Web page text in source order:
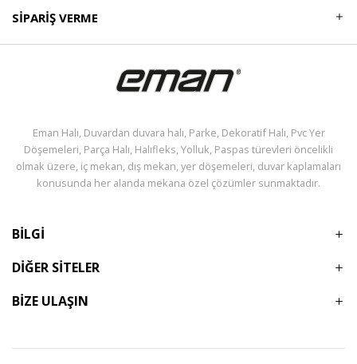
SIPARIŞ VERME
Eman Halı, Duvardan duvara halı, Parke, Dekoratif Halı, Pvc Yer
Döşemeleri, Parça Halı, Halıfleks, Yolluk, Paspas türevleri öncelikli
olmak üzere, iç mekan, dış mekan, yer döşemeleri, duvar kaplamaları
konusunda her alanda mekana özel çözümler sunmaktadır.
BİLGİ
DİĞER SİTELER
BİZE ULAŞIN